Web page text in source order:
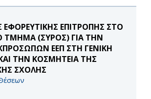
ΕΠΙΤΡΟΠΗΣ ΣΤΟ
ΤΜΗΜΑ (ΣΥΡΟΣ) ΓΙΑ ΤΗΝ
ΕΕΠ ΣΤΗ ΓΕΝΙΚΗ
ΤΗΝ ΚΟΣΜΗΤΕΙΑ ΤΗΣ
ΣΧΟΛΗΣ